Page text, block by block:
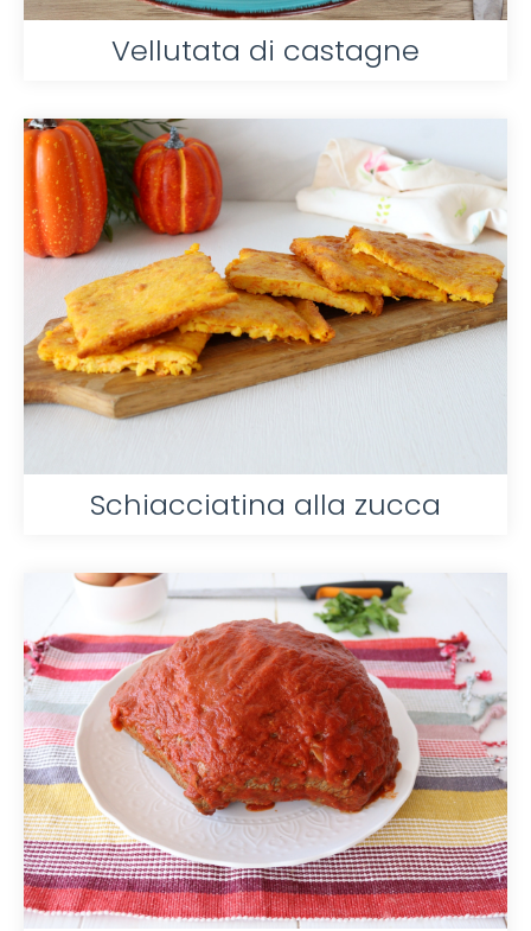
Vellutata di castagne
Schiacciatina alla zucca